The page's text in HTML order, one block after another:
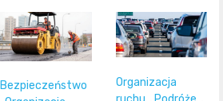
Bezpieczeństwo
Organizacja